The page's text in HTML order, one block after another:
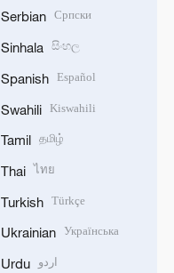
Serbian Српски
Sinhala සිංහල
Spanish Español
Swahili Kiswahili
Tamil தமிழ்
Thai ไทย
Turkish Türkçe
Ukrainian Українська
Urdu اردو